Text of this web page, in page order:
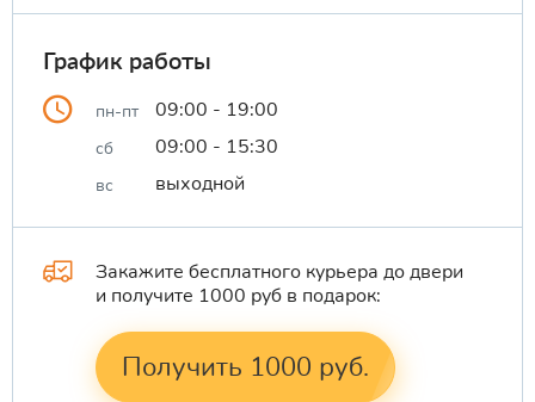
График работы
пн-пт 09:00 - 19:00
сб 09:00 - 15:30
вс выходной
Закажите бесплатного курьера до двери
и получите 1000 руб в подарок:
Получить 1000 руб.